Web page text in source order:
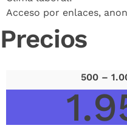
Acceso por enlaces,
Precios
500 –